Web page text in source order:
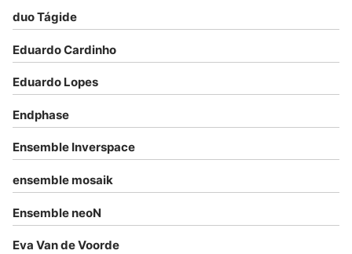
duo Tágide
Eduardo Cardinho
Eduardo Lopes
Endphase
Ensemble Inverspace
ensemble mosaik
Ensemble neoN
Eva Van de Voorde